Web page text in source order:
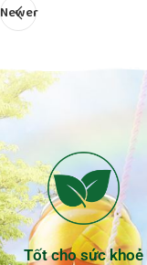
Newer
Tốt cho sức khoẻ